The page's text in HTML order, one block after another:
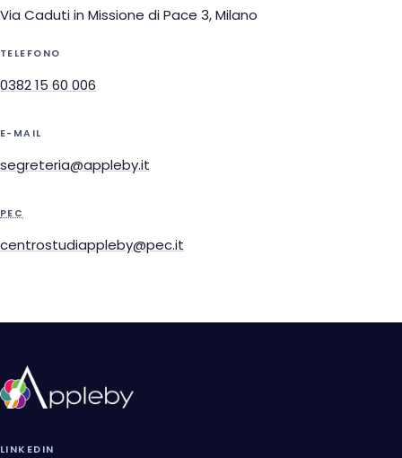
Via Caduti in Missione di Pace 3, Milano
TELEFONO
0382 15 60 006
E-MAIL
segreteria@appleby.it
PEC
centrostudiappleby@pec.it
LINKEDIN